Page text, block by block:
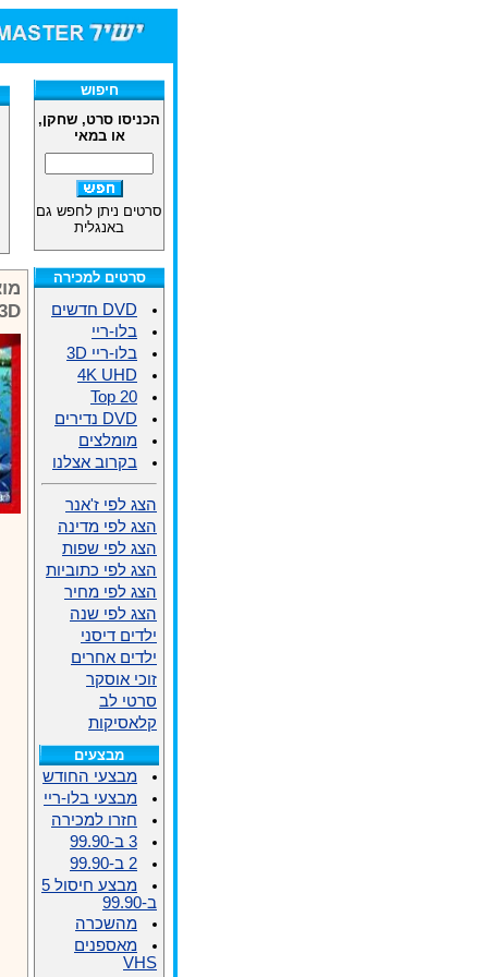
חיפוש
הכניסו סרט, שחקן,
או במאי
סרטים ניתן לחפש גם
באנגלית
סרטים למכירה
DVD חדשים
בלו-ריי
בלו-ריי 3D
4K UHD
Top 20
DVD נדירים
מומלצים
בקרוב אצלנו
הצג לפי ז'אנר
הצג לפי מדינה
הצג לפי שפות
הצג לפי כתוביות
הצג לפי מחיר
הצג לפי שנה
ילדים דיסני
ילדים אחרים
זוכי אוסקר
סרטי לב
קלאסיקות
מבצעים
מבצעי החודש
מבצעי בלו-ריי
חזרו למכירה
3 ב-99.90
2 ב-99.90
מבצע חיסול 5
ב-99.90
מהשכרה
מאספנים
VHS